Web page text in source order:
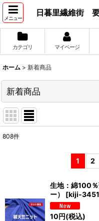
メニュー
日暮里繊維街 要
カテゴリ マイページ
ホーム > 新着商品
新着商品
808件
1 2
生地：綿100
ー）
[kiji-3451
10円(税込)